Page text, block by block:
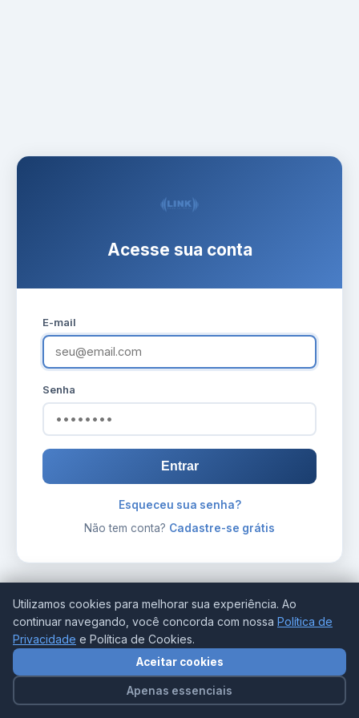
Acesse sua conta
E-mail
Senha
Entrar
Esqueceu sua senha?
Não tem conta? Cadastre-se grátis
Utilizamos cookies para melhorar sua experiência. Ao
continuar navegando, você concorda com nossa Política de
Privacidade e Política de Cookies.
Aceitar cookies
Apenas essenciais